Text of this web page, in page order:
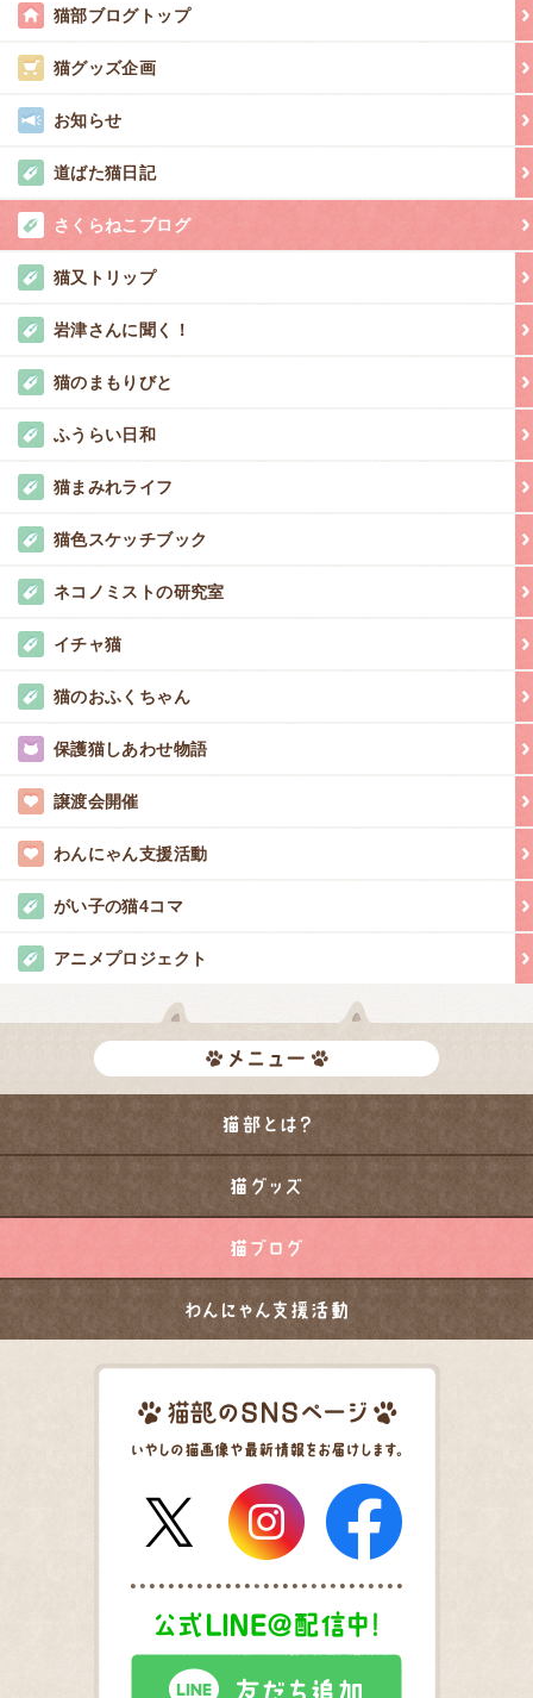
猫部ブログトップ
猫グッズ企画
お知らせ
道ばた猫日記
さくらねこブログ
猫又トリップ
岩津さんに聞く！
猫のまもりびと
ふうらい日和
猫まみれライフ
猫色スケッチブック
ネコノミストの研究室
イチャ猫
猫のおふくちゃん
保護猫しあわせ物語
譲渡会開催
わんにゃん支援活動
がい子の猫4コマ
アニメプロジェクト